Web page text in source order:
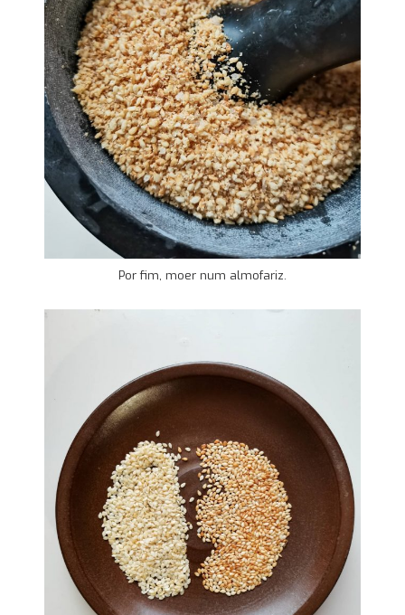
Por fim, moer num almofariz.